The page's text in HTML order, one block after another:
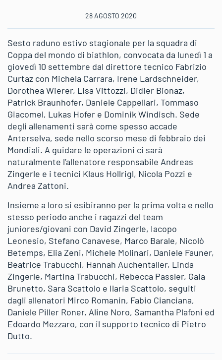
28 AGOSTO 2020
Sesto raduno estivo stagionale per la squadra di
Coppa del mondo di biathlon, convocata da lunedì 1 a
giovedì 10 settembre dal direttore tecnico Fabrizio
Curtaz con Michela Carrara, Irene Lardschneider,
Dorothea Wierer, Lisa Vittozzi, Didier Bionaz,
Patrick Braunhofer, Daniele Cappellari, Tommaso
Giacomel, Lukas Hofer e Dominik Windisch. Sede
degli allenamenti sarà come spesso accade
Anterselva, sede nello scorso mese di febbraio dei
Mondiali. A guidare le operazioni ci sarà
naturalmente l’allenatore responsabile Andreas
Zingerle e i tecnici Klaus Hollrigl, Nicola Pozzi e
Andrea Zattoni.
Insieme a loro si esibiranno per la prima volta e nello
stesso periodo anche i ragazzi del team
juniores/giovani con David Zingerle, Iacopo
Leonesio, Stefano Canavese, Marco Barale, Nicolò
Betemps, Elia Zeni, Michele Molinari, Daniele Fauner,
Beatrice Trabucchi, Hannah Auchentaller, Linda
Zingerle, Martina Trabucchi, Rebecca Passler, Gaia
Brunetto, Sara Scattolo e Ilaria Scattolo, seguiti
dagli allenatori Mirco Romanin, Fabio Cianciana,
Daniele Piller Roner, Aline Noro, Samantha Plafoni ed
Edoardo Mezzaro, con il supporto tecnico di Pietro
Dutto.